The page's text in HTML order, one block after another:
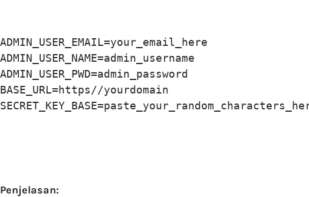
ADMIN_USER_EMAIL=your_email_here
ADMIN_USER_NAME=admin_username
ADMIN_USER_PWD=admin_password
BASE_URL=https//yourdomain
Penjelasan: